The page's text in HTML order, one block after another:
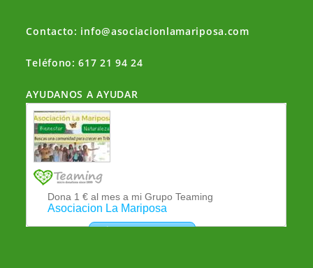
s
A
p
p
e
o
o
k
gr
a
m
p
ar
tir
Contacto: info@asociacionlamariposa.com
Teléfono: 617 21 94 24
AYUDANOS A AYUDAR